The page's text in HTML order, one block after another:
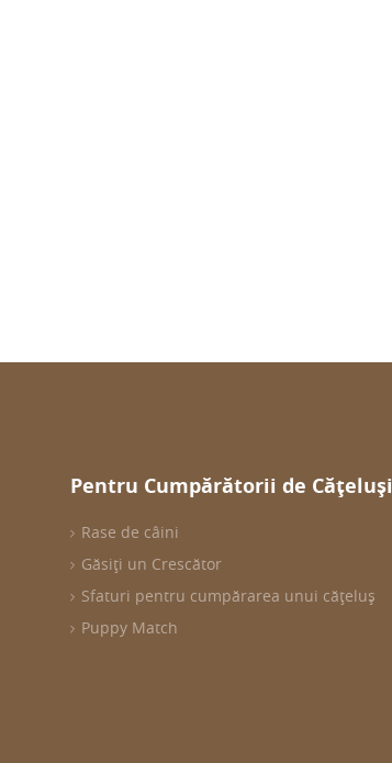
Pentru Cumpărătorii de Cățeluși
Rase de câini
Găsiți un Crescător
Sfaturi pentru cumpărarea unui cățeluș
Puppy Match